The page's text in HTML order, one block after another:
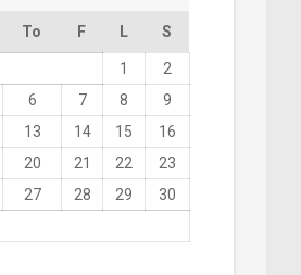
To F L S
1
2
6 7 8
9
13 14 15
16
20 21 22
23
27 28 29
30